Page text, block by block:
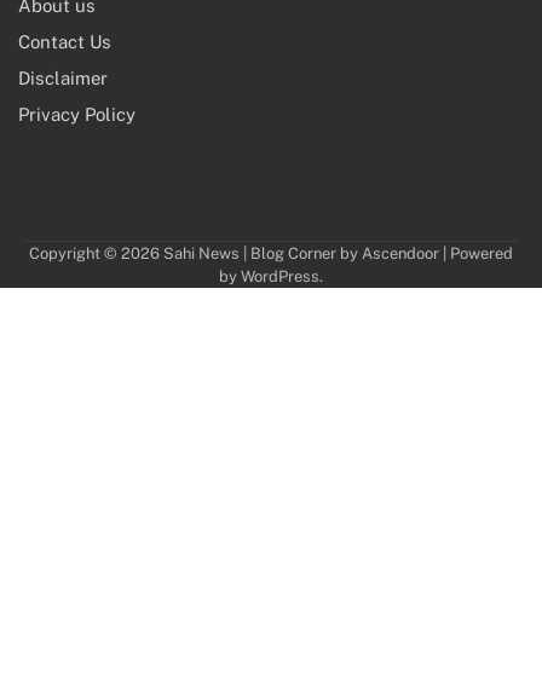
About us
Contact Us
Disclaimer
Privacy Policy
Copyright © 2026 Sahi News | Blog Corner by Ascendoor | Powered
by WordPress.